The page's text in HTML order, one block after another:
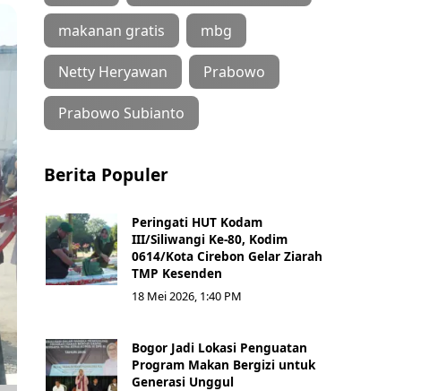
makanan gratis mbg
Netty Heryawan Prabowo
Prabowo Subianto
Berita Populer
Peringati HUT Kodam
III/Siliwangi Ke-80, Kodim
0614/Kota Cirebon Gelar Ziarah
TMP Kesenden
18 Mei 2026, 1:40 PM
Bogor Jadi Lokasi Penguatan
Program Makan Bergizi untuk
Generasi Unggul